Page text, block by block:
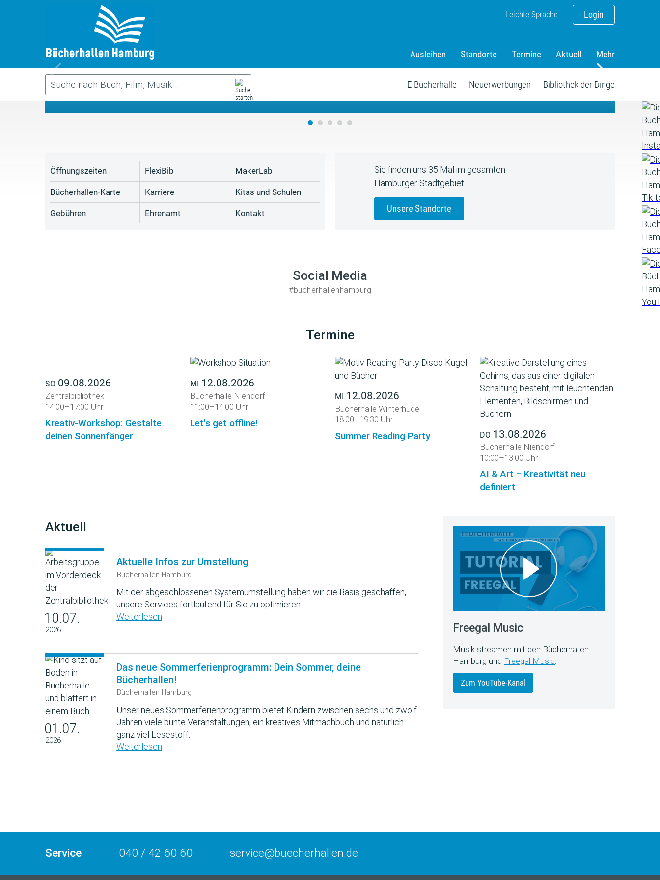
Login
Leichte Sprache
Ausleihen Standorte Termine Aktuell Mehr
E-Bücherhalle Neuerwerbungen Bibliothek der Dinge
Das neue Sommerferienprogramm
Öffnungszeiten
Bücherhallen-Karte
Gebühren
FlexiBib
Karriere
Ehrenamt
MakerLab
Kitas und Schulen
Kontakt
Sie finden uns 35 Mal im gesamten
Hamburger Stadtgebiet
Unsere Standorte
Social Media
#bücherhallenhamburg
Termine
SO 09.08.2026
Zentralbibliothek
14:00–17:00 Uhr
Kreativ-Workshop: Gestalte
deinen Sonnenfänger
MI 12.08.2026
Bücherhalle Niendorf
11:00–14:00 Uhr
Let's get offline!
MI 12.08.2026
Bücherhalle Winterhude
18:00–19:30 Uhr
Summer Reading Party DO 13.08.2026
Bücherhalle Niendorf
10:00–13:00 Uhr
AI & Art – Kreativität neu
definiert
Aktuell
10.07.
2026
Aktuelle Infos zur Umstellung
Bücherhallen Hamburg
Mit der abgeschlossenen Systemumstellung haben wir die Basis geschaffen,
unsere Services fortlaufend für Sie zu optimieren.
Weiterlesen
01.07.
2026
Das neue Sommerferienprogramm: Dein Sommer, deine
Bücherhallen!
Bücherhallen Hamburg
Unser neues Sommerferienprogramm bietet Kindern zwischen sechs und zwölf
Jahren viele bunte Veranstaltungen, ein kreatives Mitmachbuch und natürlich
ganz viel Lesestoff.
Weiterlesen
Freegal Music
Musik streamen mit den Bücherhallen
Hamburg und Freegal Music.
Zum YouTube-Kanal
Service 040 / 42 60 60 service@buecherhallen.de